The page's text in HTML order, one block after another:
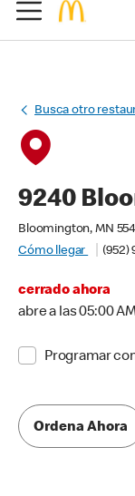
Busca otro
9240
Bloomington, MN
Cómo llegar
(952)
cerrado ahora
abre a las 05:00
Programar
Ordena Ahora